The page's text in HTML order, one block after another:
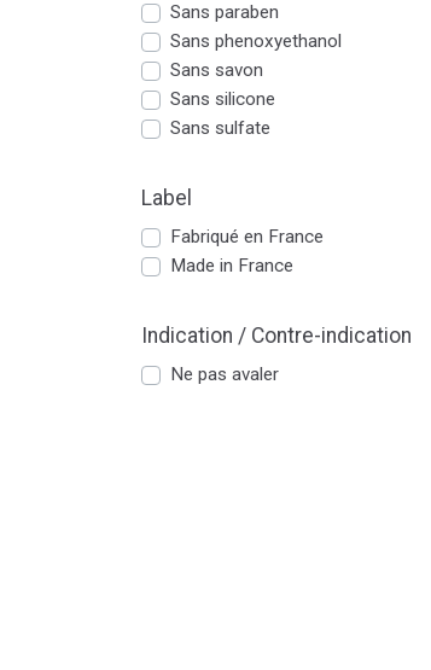
Sans paraben
Sans phenoxyethanol
Sans savon
Sans silicone
Sans sulfate
Label
Fabriqué en France
Made in France
Indication / Contre-indication
Ne pas avaler